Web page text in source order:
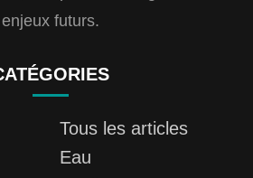
enjeux futurs.
Tous les articles
Eau